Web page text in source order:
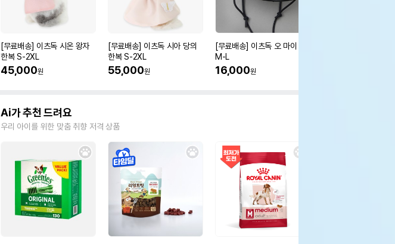
[무료배송] 이츠독 시온 왕자
한복 S-2XL
45,000원
[무료배송] 이츠독 시아 당의
한복 S-2XL
55,000원
[무료배송] 이츠독 오 마이 갓
M-L
16,000원
Ai가 추천 드려요
우리 아이를 위한 맞춤 취향 저격 상품